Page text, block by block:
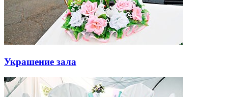
Украшение зала